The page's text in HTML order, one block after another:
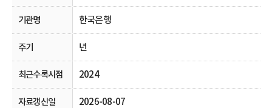
한국은행
년
2024
2026-08-07